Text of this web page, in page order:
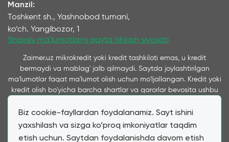
Biz cookie-fayllardan foydalanamiz. Sayt ishini
yaxshilash va sizga ko‘proq imkoniyatlar taqdim
etish uchun. Saytdan foydalanishda davom etish
Manzil:
Toshkent sh., Yashnobod tumani,
ko‘ch. Yangibozor, 1
Shaxsiy ma'lumotlarni qayta ishlash siyosati
Zaimer.uz mikrokredit yoki kredit tashkiloti emas, u kredit
bermaydi va mablag' jalb qilmaydi. Saytda joylashtirilgan
ma'lumotlar faqat ma'lumot olish uchun mo'ljallangan. Kredit yoki
kredit olish bo'yicha barcha shartlar va qarorlar bevosita ushbu
va ushbu saytda taqdim etiladi. Ta’kidlash joizki, bizning
xizmatimiz orqali taqdim etilayotgan kredit va qarz shartlari